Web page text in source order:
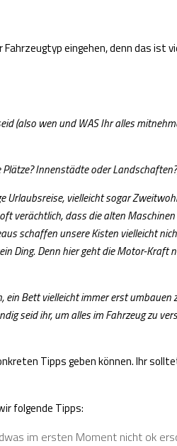
eingehen, denn das ist
(also wen und WAS Ihr alles
Innenstädte oder
Urlaubsreise, vielleicht sogar
verächtlich, dass die alten
schaffen unsere Kisten vielleicht
Ding. Denn hier geht die Motor-Kraft
ein Bett vielleicht immer erst umbauen
seid ihr, um alles im Fahrzeug zu
Tipps geben können. Ihr
folgende Tipps:
im ersten Moment nicht ok